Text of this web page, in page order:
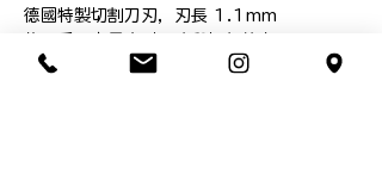
德國特製切割刀刃，刃長 1.1mm
可切不織布（Felt）材料